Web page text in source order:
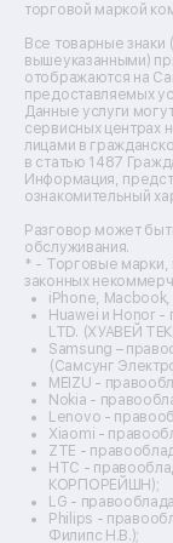
Ремонт
Ремонт
Ремонт
Ремонт
Ремонт dj-
Ремонт
Ремонт
Ремонт
Ремонт
Ремонт
Ремонт
Ремонт 3d-
Ремонт
Ремонт
Ремонт
Ремонт
Ремонт
Ремонт
торговой маркой
Все товарные знаки
вышеуказанными)
отображаются на
предоставляемых
Данные услуги
сервисных центрах
лицами в
в статью 1487
Информация,
ознакомительный
Разговор может
обслуживания.
* - Торговые марки,
законных
iPhone,
Huawei и Honor -
LTD. (ХУАВЕЙ
Samsung –
(Самсунг
MEIZU -
Nokia -
Lenovo -
Xiaomi -
ZTE -
HTC -
КОРПОРЕЙШН);
LG -
Philips -
Филипс Н.В.);